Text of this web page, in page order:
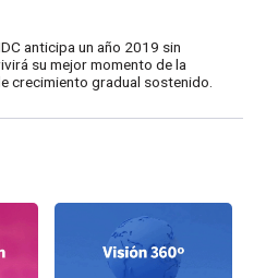
anticipa un año 2019 sin
su mejor momento de la
crecimiento gradual sostenido.